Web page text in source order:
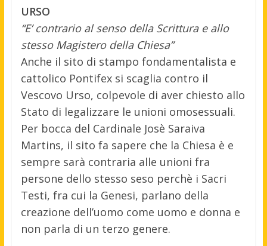
URSO
“E’ contrario al senso della Scrittura e allo
stesso Magistero della Chiesa”
Anche il sito di stampo fondamentalista e
cattolico Pontifex si scaglia contro il
Vescovo Urso, colpevole di aver chiesto allo
Stato di legalizzare le unioni omosessuali.
Per bocca del Cardinale Josè Saraiva
Martins, il sito fa sapere che la Chiesa è e
sempre sarà contraria alle unioni fra
persone dello stesso seso perchè i Sacri
Testi, fra cui la Genesi, parlano della
creazione dell’uomo come uomo e donna e
non parla di un terzo genere.